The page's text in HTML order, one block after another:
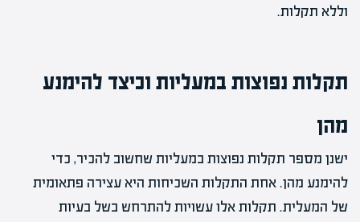
וללא תקלות.
תקלות נפוצות במעליות וכיצד להימנע
מהן
ישנן מספר תקלות נפוצות במעליות שחשוב להכיר, כדי
להימנע מהן. אחת התקלות השכיחות היא עצירה פתאומית
של המעלית. תקלות אלו עשויות להתרחש בשל בעיות